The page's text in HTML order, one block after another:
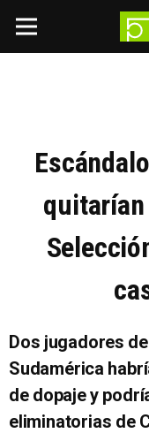
Dos jugadores
Sudamérica
de dopaje y
eliminatorias de